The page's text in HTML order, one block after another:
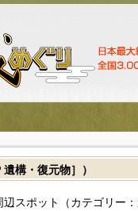
遺構・復元物］）
スポット（カテゴリー